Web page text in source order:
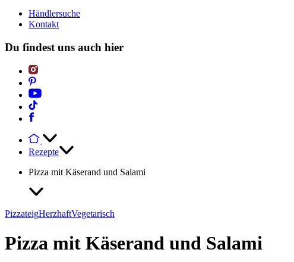
Händlersuche
Kontakt
Du findest uns auch hier
Rezepte
Pizza mit Käserand und Salami
PizzateigHerzhaftVegetarisch
Pizza mit Käserand und Salami